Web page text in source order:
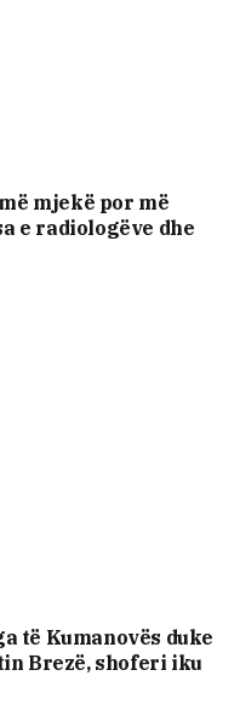
mjekë por më
e radiologëve dhe
të Kumanovës duke
Brezë, shoferi iku